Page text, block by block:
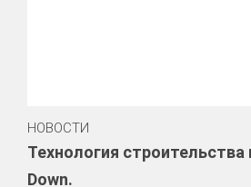
НОВОСТИ
Технология
Down.